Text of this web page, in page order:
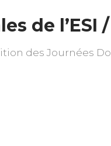
de l’ESI
des Journées